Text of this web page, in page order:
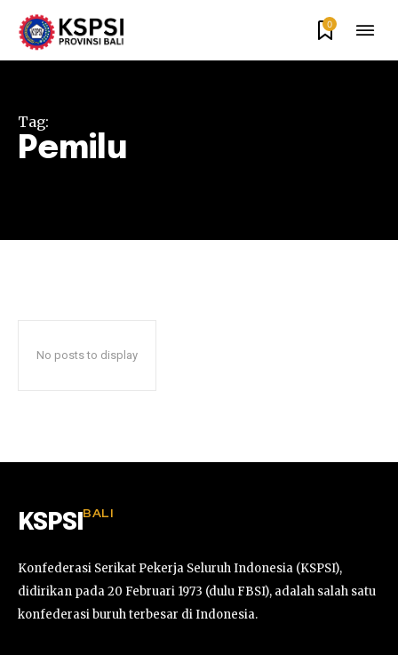
0
Tag:
Pemilu
No posts to display
KSPSI BALI
Konfederasi Serikat Pekerja Seluruh Indonesia (KSPSI),
didirikan pada 20 Februari 1973 (dulu FBSI), adalah salah satu
konfederasi buruh terbesar di Indonesia.